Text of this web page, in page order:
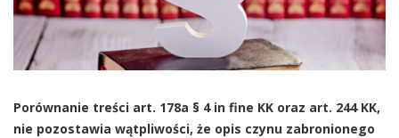
Porównanie treści art. 178a § 4 in fine KK oraz art. 244 KK,
nie pozostawia wątpliwości, że opis czynu zabronionego